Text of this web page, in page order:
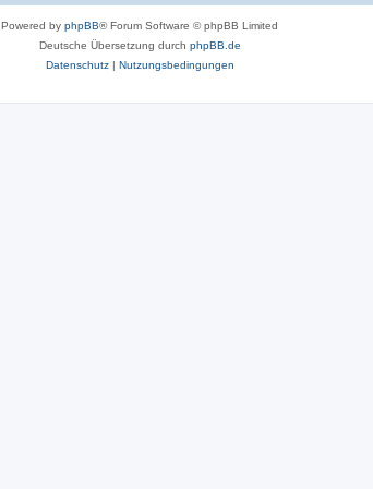
Powered by phpBB® Forum Software © phpBB Limited
Deutsche Übersetzung durch phpBB.de
Datenschutz| Nutzungsbedingungen